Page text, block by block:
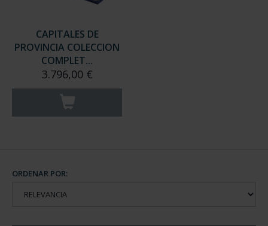
CAPITALES DE
PROVINCIA COLECCION
COMPLET...
3.796,00 €
ORDENAR POR: